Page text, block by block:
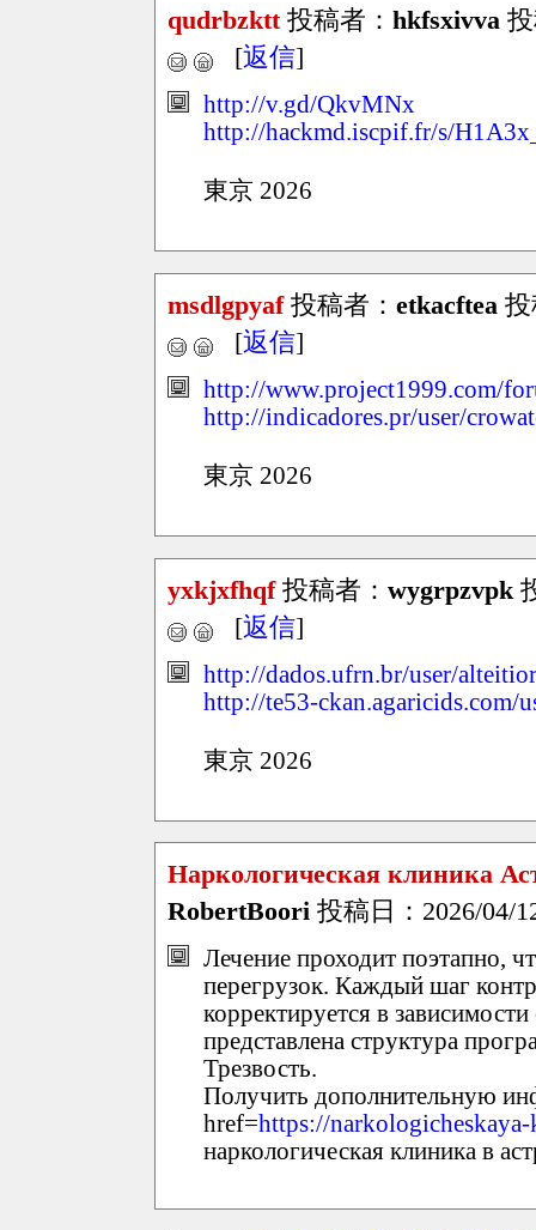
qudrbzktt投稿者： hkfsxivva
[返信]
http://v.gd/QkvMNx
http://hackmd.iscpif.fr/s/
東京 2026
msdlgpyaf投稿者： etkacftea 投
[返信]
http://www.project1999.com/
http://indicadores.pr/user/
東京 2026
yxkjxfhqf投稿者： wygrpzvpk
[返信]
http://dados.ufrn.br/user/
http://te53-ckan.agaricids.com/
東京 2026
Наркологическая клиника
RobertBoori 投稿日：2026/04/
Лечение проходит поэтапно,
перегрузок. Каждый шаг
корректируется в
представлена структура
Трезвость.
Получить дополнительную
href=https://
наркологическая клиника в